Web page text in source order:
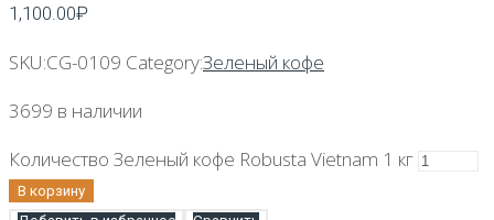
1,100.00₽
SKU:CG-0109 Category:Зеленый кофе
3699 в наличии
Количество Зеленый кофе Robusta Vietnam 1 кг
В корзину